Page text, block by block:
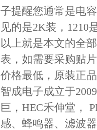
子提醒您通常是电
见的是2K装，1210
以上就是本文的全
表，如需要采购贴
价格最低，原装正
智成电子成立于
巨，HEC禾伸堂，
感、蜂鸣器、滤波